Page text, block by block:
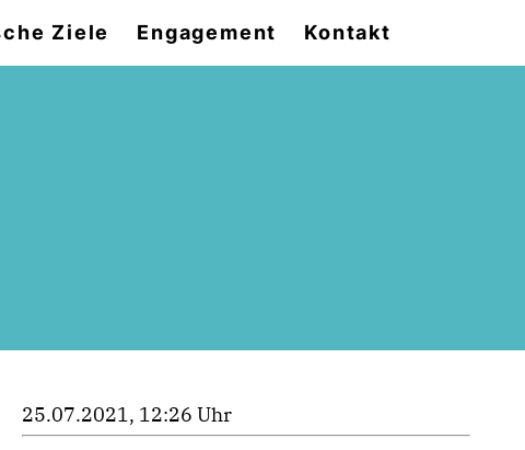
Ziele Engagement Kontakt
25.07.2021, 12:26 Uhr